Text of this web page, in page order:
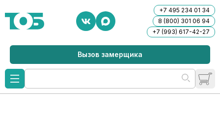
+7 495 234 01 34
8 (800) 301 06 94
+7 (993) 617-42-27
Вызов замерщика